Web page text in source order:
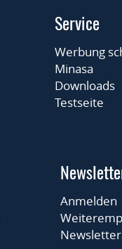
Service
Werbung
Minasa
Downloads
Testseite
Anmelden